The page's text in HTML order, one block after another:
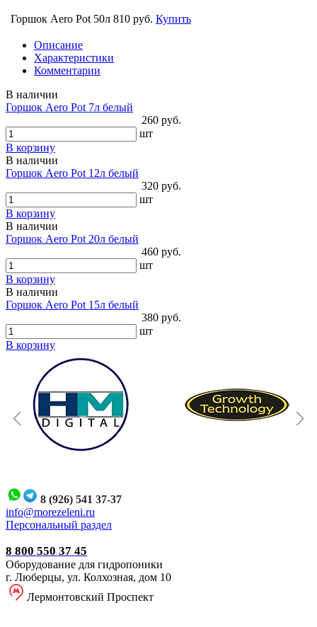
Горшок Aero Pot 50л 810 руб. Купить
Описание
Характеристики
Комментарии
В наличии
Горшок Aero Pot 7л белый
260 руб.
шт
В корзину
В наличии
Горшок Aero Pot 12л белый
320 руб.
шт
В корзину
В наличии
Горшок Aero Pot 20л белый
460 руб.
шт
В корзину
В наличии
Горшок Aero Pot 15л белый
380 руб.
шт
В корзину
8 (926) 541 37-37
info@morezeleni.ru
Персональный раздел
8 800 550 37 45
Оборудование для гидропоники
г. Люберцы, ул. Колхозная, дом 10
Лермонтовский Проспект